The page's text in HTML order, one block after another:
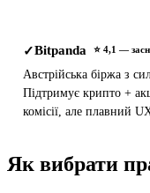
✓Bitpanda ⭐ 4,1 —
Австрійська біржа з
Підтримує крипто +
комісії, але плавний
Як вибрати